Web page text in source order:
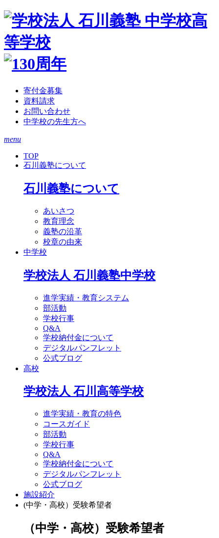
寄付金募集
資料請求
お問い合わせ
中学校の先生方へ
menu
TOP
石川義塾について
石川義塾について
あいさつ
教育理念
義塾の沿革
校章の由来
中学校
学校法人 石川義塾中学校
進学実績・教育システム
部活動
学校行事
Q&A
学校納付金について
デジタルパンフレット
公式ブログ
高校
学校法人 石川高等学校
進学実績・教育の特色
コースガイド
部活動
学校行事
Q&A
学校納付金について
デジタルパンフレット
公式ブログ
施設紹介
(中学・高校）受験希望者
（中学・高校）受験希望者